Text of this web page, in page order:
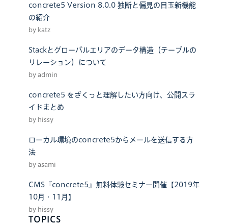
concrete5 Version 8.0.0 独断と偏見の目玉新機能
の紹介
by katz
Stackとグローバルエリアのデータ構造（テーブルの
リレーション）について
by admin
concrete5 をざくっと理解したい方向け、公開スラ
イドまとめ
by hissy
ローカル環境のconcrete5からメールを送信する方
法
by asami
CMS『concrete5』無料体験セミナー開催【2019年
10月・11月】
by hissy
TOPICS